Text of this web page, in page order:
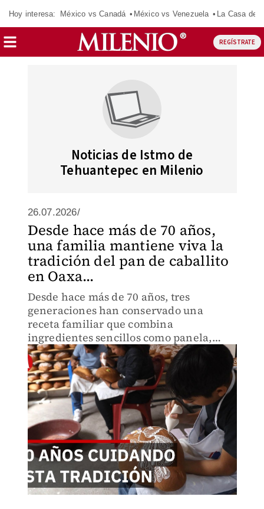
Hoy interesa: México vs Canadá México vs Venezuela La Casa de
REGÍSTRATE
Noticias de Istmo de
Tehuantepec en Milenio
26.07.2026/
Desde hace más de 70 años,
una familia mantiene viva la
tradición del pan de caballito
en Oaxa...
Desde hace más de 70 años, tres
generaciones han conservado una
receta familiar que combina
ingredientes sencillos como panela,
harina y bicarbonato, además de una
técnica artesanal que requiere
paciencia, experiencia y largas jornadas
de trabajo.